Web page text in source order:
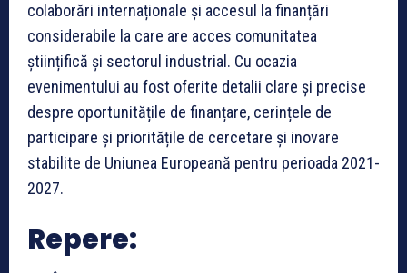
colaborări internaționale și accesul la finanțări
considerabile la care are acces comunitatea
științifică și sectorul industrial. Cu ocazia
evenimentului au fost oferite detalii clare și precise
despre oportunitățile de finanțare, cerințele de
participare și prioritățile de cercetare și inovare
stabilite de Uniunea Europeană pentru perioada 2021-
2027.
Repere: